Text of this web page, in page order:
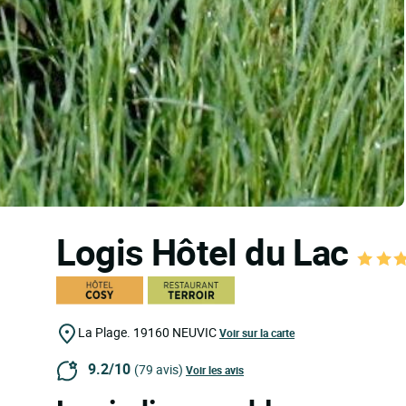
Logis Hôtel du Lac
La Plage. 19160 NEUVICVoir sur la carte
9.2/10 (79 avis) Voir les avis